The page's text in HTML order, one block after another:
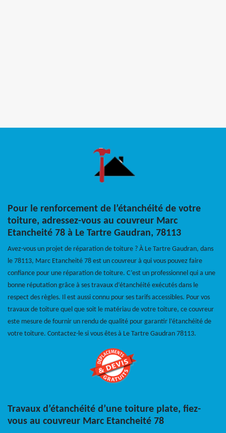
Pour le renforcement de l’étanchéité de votre
toiture, adressez-vous au couvreur Marc
Etancheité 78 à Le Tartre Gaudran, 78113
Avez-vous un projet de réparation de toiture ? À Le Tartre Gaudran, dans
le 78113, Marc Etancheité 78 est un couvreur à qui vous pouvez faire
confiance pour une réparation de toiture. C’est un professionnel qui a une
bonne réputation grâce à ses travaux d’étanchéité exécutés dans le
respect des règles. Il est aussi connu pour ses tarifs accessibles. Pour vos
travaux de toiture quel que soit le matériau de votre toiture, ce couvreur
este mesure de fournir un rendu de qualité pour garantir l’étanchéité de
votre toiture. Contactez-le si vous êtes à Le Tartre Gaudran 78113.
Travaux d’étanchéité d’une toiture plate, fiez-
vous au couvreur Marc Etancheité 78